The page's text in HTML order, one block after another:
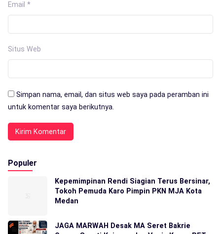
Email *
Situs Web
Simpan nama, email, dan situs web saya pada peramban ini
untuk komentar saya berikutnya.
Populer
Kepemimpinan Rendi Siagian Terus Bersinar,
Tokoh Pemuda Karo Pimpin PKN MJA Kota
Medan
JAGA MARWAH Desak MA Seret Bakrie